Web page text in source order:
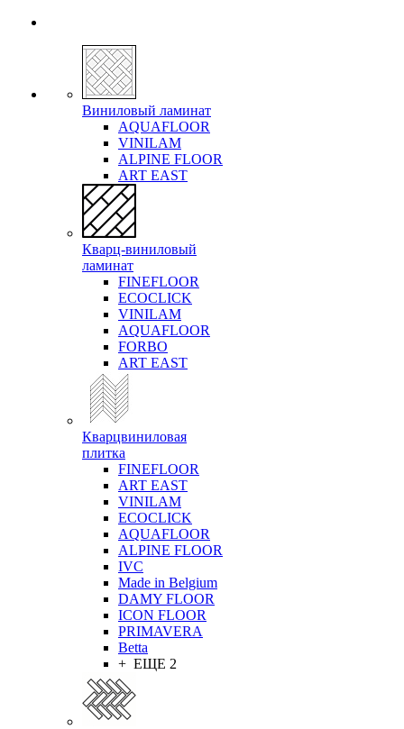
Виниловый ламинат
AQUAFLOOR
VINILAM
ALPINE FLOOR
ART EAST
Кварц-виниловый
ламинат
FINEFLOOR
ECOCLICK
VINILAM
AQUAFLOOR
FORBO
ART EAST
Кварцвиниловая
плитка
FINEFLOOR
ART EAST
VINILAM
ECOCLICK
AQUAFLOOR
ALPINE FLOOR
IVC
Made in Belgium
DAMY FLOOR
ICON FLOOR
PRIMAVERA
Betta
+ ЕЩЕ 2